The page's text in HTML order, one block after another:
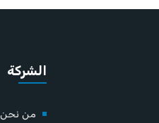
الشركة
من نحن